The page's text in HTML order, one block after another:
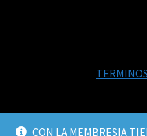
CON LA MEMBRESIA